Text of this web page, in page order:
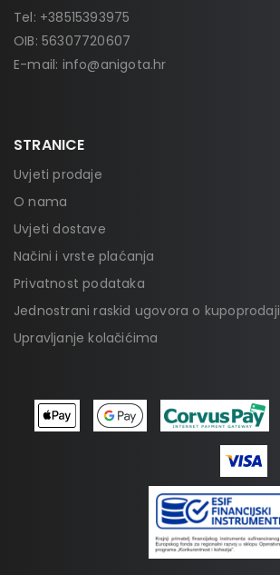
Tel: +38515393975
OIB: 56307720607
E-mail: info@anigota.hr
STRANICE
Uvjeti prodaje
O nama
Uvjeti dostave
Načini i vrste plaćanja
Privatnost podataka
Jednostrani raskid ugovora o kupoprodaji
Upravljanje kolačićima